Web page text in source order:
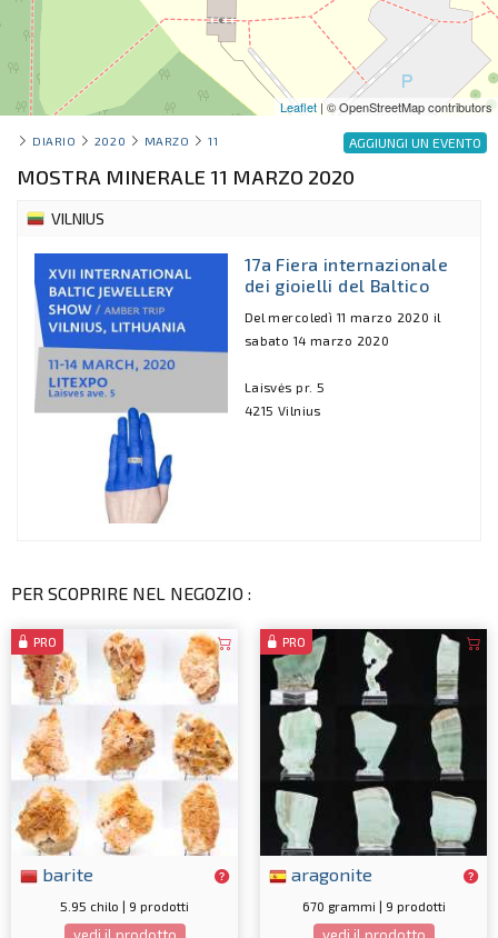
Leaflet | © OpenStreetMap contributors
AGGIUNGI UN EVENTO
DIARIO 2020 MARZO 11
MOSTRA MINERALE 11 MARZO 2020
VILNIUS
17a Fiera internazionale
dei gioielli del Baltico
Del mercoledì 11 marzo 2020 il
sabato 14 marzo 2020
Laisvės pr. 5
4215 Vilnius
PER SCOPRIRE NEL NEGOZIO :
PRO
barite
5.95 chilo | 9 prodotti
PRO
aragonite
670 grammi | 9 prodotti